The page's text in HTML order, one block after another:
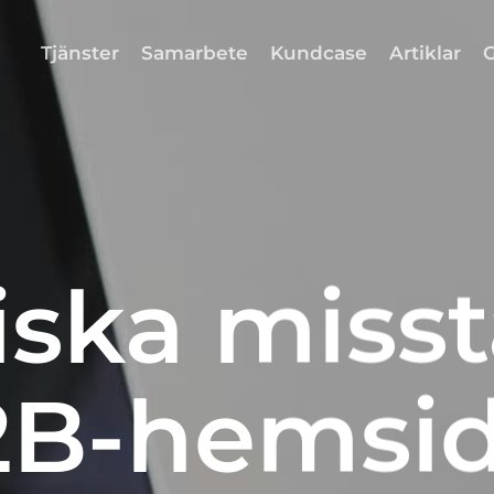
Tjänster Samarbete Kundcase Artiklar